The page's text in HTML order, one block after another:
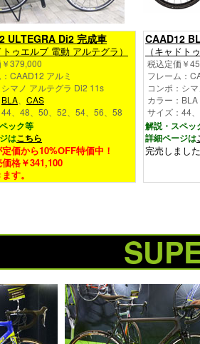
ULTEGRA Di2 完成車
トゥエルブ 電動 アルテグラ）
379,000
CAAD12 アルミ
シマノ アルテグラ Di2 11s
BLA
CAS
、48、50、52、54、56、58
ック等
はこちら
価から10%OFF特価中！
格￥341,100
す。
CAAD12
（キャドト
税込定価￥
フレーム：
コンポ：シ
カラー：BLA
サイズ：44
解説・スペッ
詳細ページは
完売しまし